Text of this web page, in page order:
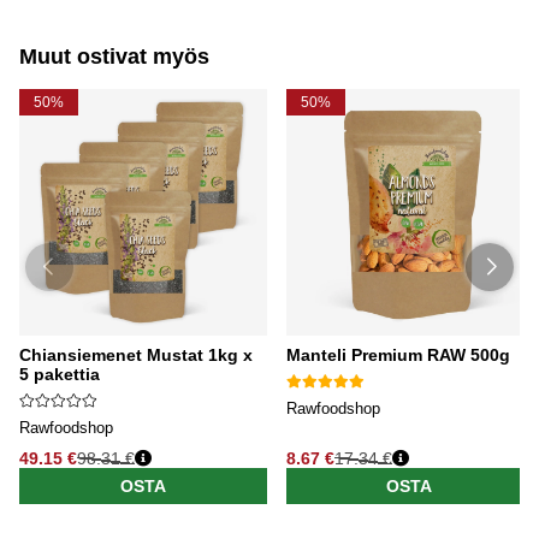
Muut ostivat myös
50%
Chiansiemenet Mustat 1kg x
5 pakettia
Rawfoodshop
49.15 €98.31 €
OSTA
50%
Manteli Premium RAW 500g
Rawfoodshop
8.67 €17.34 €
OSTA